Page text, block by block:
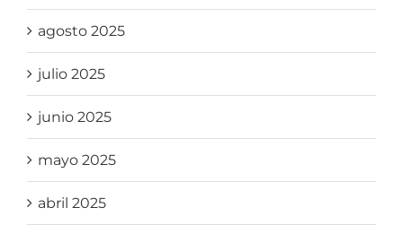
agosto 2025
julio 2025
junio 2025
mayo 2025
abril 2025